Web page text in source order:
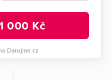
000 Kč
Darujme.cz